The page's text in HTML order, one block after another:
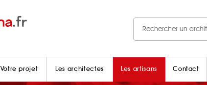
Votre projet Les architectes Les artisans Contact